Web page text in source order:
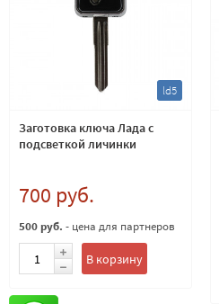
ld5
Заготовка ключа Лада с
подсветкой личинки
700 руб.
500 руб. - цена для партнеров
В корзину